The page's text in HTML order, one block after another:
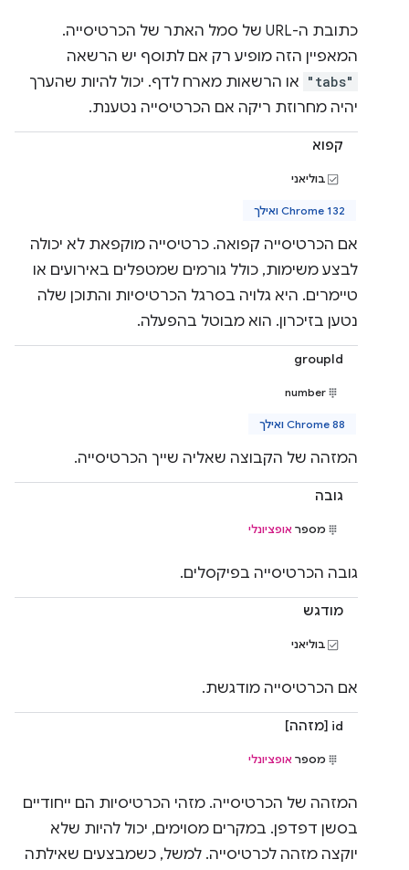
כתובת ה-URL של סמל האתר של הכרטיסייה.
המאפיין הזה מופיע רק אם לתוסף יש הרשאה
"tabs" או הרשאות מארח לדף. יכול להיות שהערך
יהיה מחרוזת ריקה אם הכרטיסייה נטענת.
קפוא
בוליאני
Chrome 132 ואילך
אם הכרטיסייה קפואה. כרטיסייה מוקפאת לא יכולה
לבצע משימות, כולל גורמים שמטפלים באירועים או
טיימרים. היא גלויה בסרגל הכרטיסיות והתוכן שלה
נטען בזיכרון. הוא מבוטל בהפעלה.
groupId
number
Chrome 88 ואילך
המזהה של הקבוצה שאליה שייך הכרטיסייה.
גובה
מספר אופציונלי
גובה הכרטיסייה בפיקסלים.
מודגש
בוליאני
אם הכרטיסייה מודגשת.
id [מזהה]
מספר אופציונלי
המזהה של הכרטיסייה. מזהי הכרטיסיות הם ייחודיים
בסשן דפדפן. במקרים מסוימים, יכול להיות שלא
יוקצה מזהה לכרטיסייה. למשל, כשמבצעים שאילתה